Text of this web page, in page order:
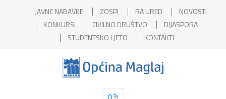
JAVNE NABAVKE ZOSPI RA URED
NOVOSTI
KONKURSI
CIVILNO DRUŠTVO
DIJASPORA
STUDENTSKO LJETO
KONTAKTI